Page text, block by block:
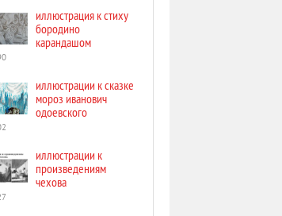
иллюстрация к стиху
бородино
карандашом
иллюстрации к сказке
мороз иванович
одоевского
иллюстрации к
произведениям
чехова